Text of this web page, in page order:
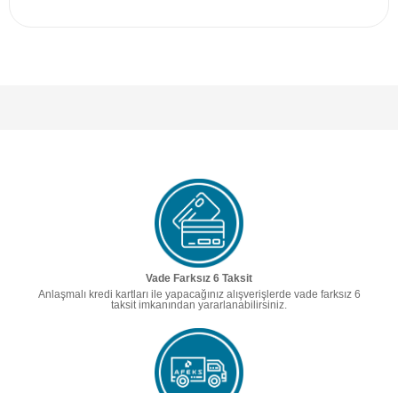
Vade Farksız 6 Taksit
Anlaşmalı kredi kartları ile yapacağınız alışverişlerde vade farksız 6
taksit imkanından yararlanabilirsiniz.